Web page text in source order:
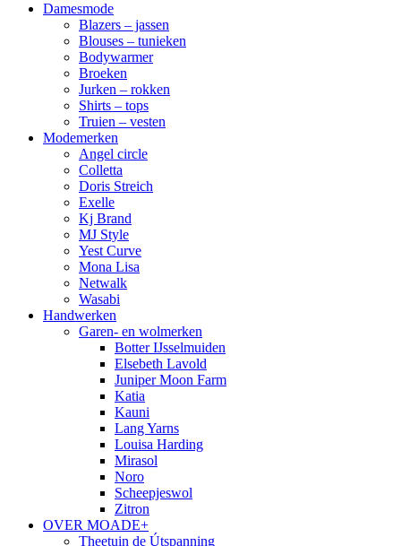
Damesmode
Blazers – jassen
Blouses – tunieken
Bodywarmer
Broeken
Jurken – rokken
Shirts – tops
Truien – vesten
Modemerken
Angel circle
Colletta
Doris Streich
Exelle
Kj Brand
MJ Style
Yest Curve
Mona Lisa
Netwalk
Wasabi
Handwerken
Garen- en wolmerken
Botter IJsselmuiden
Elsebeth Lavold
Juniper Moon Farm
Katia
Kauni
Lang Yarns
Louisa Harding
Mirasol
Noro
Scheepjeswol
Zitron
OVER MOADE+
Theetuin de Útspanning